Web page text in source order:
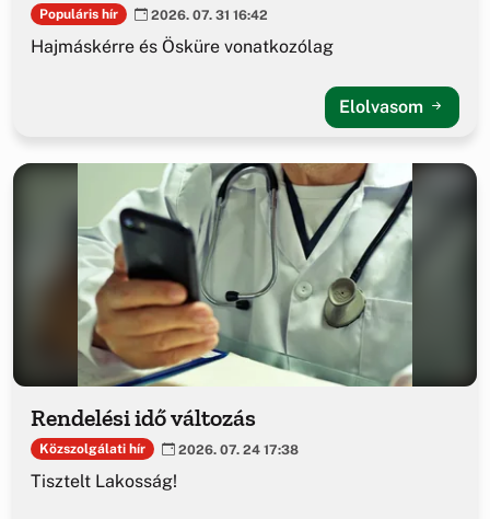
Populáris hír 2026. 07. 31 16:42
Hajmáskérre és Ösküre vonatkozólag
Elolvasom
Rendelési idő változás
Közszolgálati hír 2026. 07. 24 17:38
Tisztelt Lakosság!